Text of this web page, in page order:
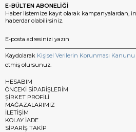
E-BÜLTEN ABONELİĞİ
Haber listemize kayıt olarak kampanyalardan,
haberdar olabilirsiniz.
Kaydolarak Kişisel Verilerin Korunması Kanunu
etmiş olursunuz.
HESABIM
ÖNCEKİ SİPARİŞLERİM
ŞİRKET PROFİLİ
MAĞAZALARIMIZ
İLETİŞİM
KOLAY İADE
SİPARİŞ TAKİP